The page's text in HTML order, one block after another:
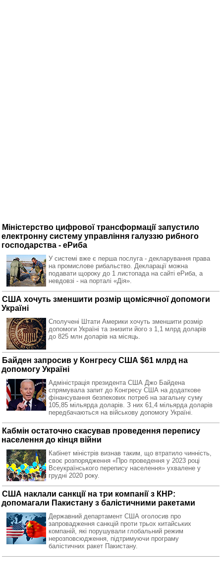
Міністерство цифрової трансформації запустило
електронну систему управління галуззю рибного
господарства - еРиба
У системі вже є перша послуга - декларування права
на промислове рибальство. Декларації можна
подавати щороку до 1 листопада на сайті еРиба, а
невдовзі - на порталі «Дія».
США хочуть зменшити розмір щомісячної допомоги
Україні
Сполучені Штати Америки хочуть зменшити розмір
допомоги Україні та знизити його з 1,1 млрд доларів
до 825 млн доларів на місяць.
Байден запросив у Конгресу США $61 млрд на
допомогу Україні
Адміністрація президента США Джо Байдена
спрямувала запит до Конгресу США на додаткове
фінансування безпекових потреб на загальну суму
105,85 мільярда доларів. З них 61,4 мільярда доларів
передбачаються на військову допомогу Україні.
Кабмін остаточно скасував проведення перепису
населення до кінця війни
Кабінет міністрів визнав таким, що втратило чинність,
своє розпорядження «Про проведення у 2023 році
Всеукраїнського перепису населення» ухвалене у
грудні 2020 року.
США наклали санкції на три компанії з КНР:
допомагали Пакистану з балістичними ракетами
Державний департамент США оголосив про
запровадження санкцій проти трьох китайських
компаній, які порушували глобальний режим
нерозповсюдження, підтримуючи програму
балістичних ракет Пакистану.